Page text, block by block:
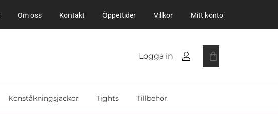
Om oss Kontakt Öppettider Villkor Mitt konto
Logga in
Konståkningsjackor Tights Tillbehör